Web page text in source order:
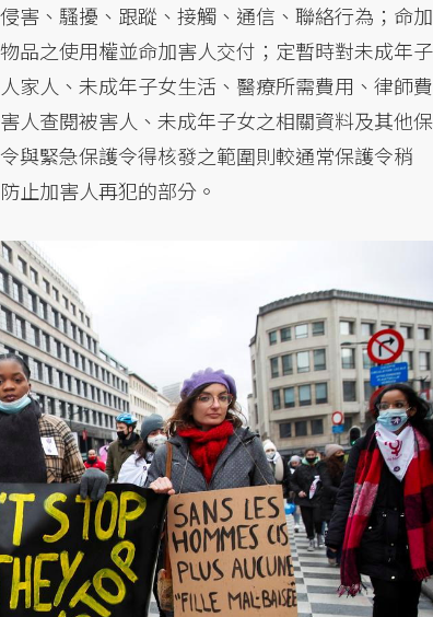
害、騷擾、跟蹤、接觸、通信、聯絡行為；命加
品之使用權並命加害人交付；定暫時對未成年子
家人、未成年子女生活、醫療所需費用、律師費
人查閱被害人、未成年子女之相關資料及其他保
與緊急保護令得核發之範圍則較通常保護令稍
止加害人再犯的部分。